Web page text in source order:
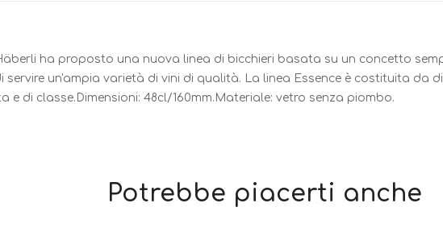
ha proposto una nuova linea di bicchieri basata su un concetto
un'ampia varietà di vini di qualità. La linea Essence è costituita da
e di classe.Dimensioni: 48cl/160mm.Materiale: vetro senza piombo.
Potrebbe piacerti anche